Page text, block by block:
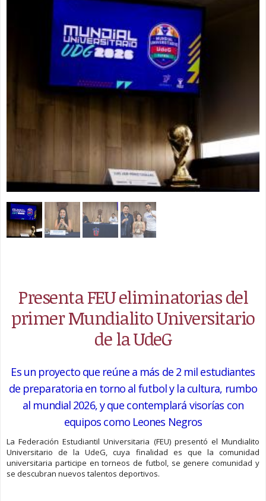
Presenta FEU eliminatorias del
primer Mundialito Universitario
de la UdeG
Es un proyecto que reúne a más de 2 mil estudiantes
de preparatoria en torno al futbol y la cultura, rumbo
al mundial 2026, y que contemplará visorías con
equipos como Leones Negros
La Federación Estudiantil Universitaria (FEU) presentó el Mundialito
Universitario de la UdeG, cuya finalidad es que la comunidad
universitaria participe en torneos de futbol, se genere comunidad y
se descubran nuevos talentos deportivos.